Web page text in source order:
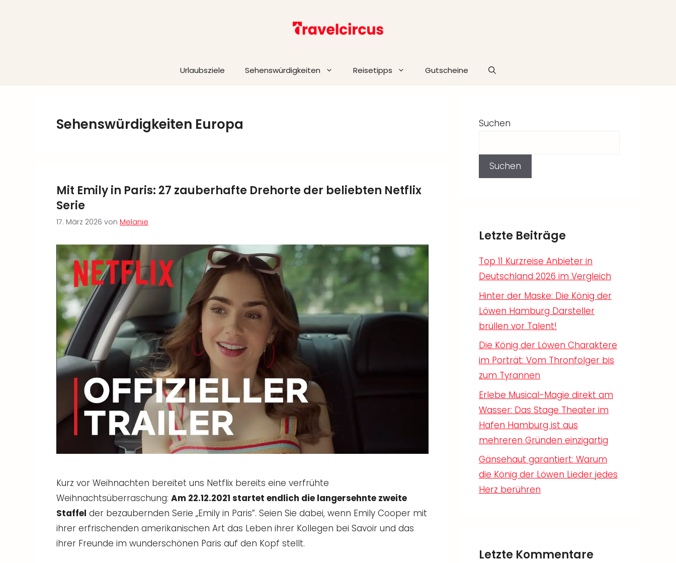
Urlaubsziele Sehenswürdigkeiten Reisetipps Gutscheine
Sehenswürdigkeiten Europa
Mit Emily in Paris: 27 zauberhafte Drehorte der beliebten Netflix
Serie
17. März 2026 von Melanie
Kurz vor Weihnachten bereitet uns Netflix bereits eine verfrühte
Weihnachtsüberraschung: Am 22.12.2021 startet endlich die langersehnte zweite
Staffel der bezaubernden Serie „Emily in Paris”. Seien Sie dabei, wenn Emily Cooper mit
ihrer erfrischenden amerikanischen Art das Leben ihrer Kollegen bei Savoir und das
ihrer Freunde im wunderschönen Paris auf den Kopf stellt.
Suchen
Suchen
Letzte Beiträge
Top 11 Kurzreise Anbieter in
Deutschland 2026 im Vergleich
Hinter der Maske: Die König der
Löwen Hamburg Darsteller
brüllen vor Talent!
Die König der Löwen Charaktere
im Porträt: Vom Thronfolger bis
zum Tyrannen
Erlebe Musical-Magie direkt am
Wasser: Das Stage Theater im
Hafen Hamburg ist aus
mehreren Gründen einzigartig
Gänsehaut garantiert: Warum
die König der Löwen Lieder jedes
Herz berühren
Letzte Kommentare